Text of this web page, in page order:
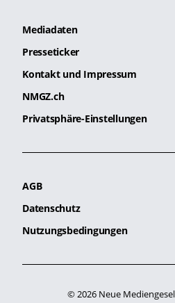
Mediadaten
Presseticker
Kontakt und Impressum
NMGZ.ch
Privatsphäre-Einstellungen
AGB
Datenschutz
Nutzungsbedingungen
© 2026 Neue